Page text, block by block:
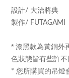
設計/ 大治將典
製作/ FUTAGAMI
* 漆黑款為黃銅外
色狀態皆有些許不
* 您所購買的吊燈